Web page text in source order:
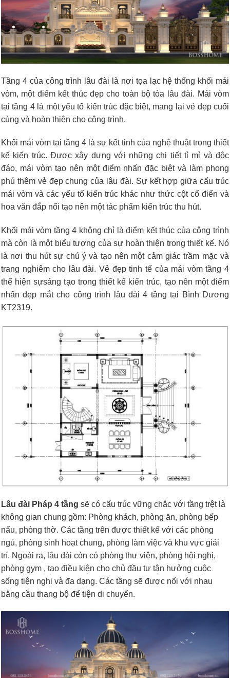
Tầng 4 của công trình lâu đài là nơi tọa lạc hệ thống khối mái
vòm, một điểm kết thúc đẹp cho toàn bộ tòa lâu đài. Mái vòm
tại tầng 4 là một yếu tố kiến trúc đặc biệt, mang lại vẻ đẹp cuối
cùng và hoàn thiện cho công trình.
Khối mái vòm tại tầng 4 là sự kết tinh của nghệ thuật trong thiết
kế kiến trúc. Được xây dựng với những chi tiết tỉ mỉ và độc
đáo, mái vòm tạo nên một điểm nhấn đặc biệt và làm phong
phú thêm vẻ đẹp chung của lâu đài. Sự kết hợp giữa cấu trúc
mái vòm và các yếu tố kiến trúc khác như thức cột cổ điển và
hoa văn đắp nổi tạo nên một tác phẩm kiến trúc thu hút.
Khối mái vòm tầng 4 không chỉ là điểm kết thúc của công trình
mà còn là một biểu tượng của sự hoàn thiện trong thiết kế. Nó
là nơi thu hút sự chú ý và tạo nên một cảm giác trầm mặc và
trang nghiêm cho lâu đài. Vẻ đẹp tinh tế của mái vòm tầng 4
thể hiện sựsáng tạo trong thiết kế kiến trúc, tạo nên một điểm
nhấn đẹp mắt cho công trình lâu đài 4 tầng tại Bình Dương
KT2319.
Lâu đài Pháp 4 tầng sẽ có cấu trúc vững chắc với tầng trệt là
không gian chung gồm: Phòng khách, phòng ăn, phòng bếp
nấu, phòng thờ. Các tầng trên được thiết kế với các phòng
ngủ, phòng sinh hoạt chung, phòng làm việc và khu vực giải
trí. Ngoài ra, lâu đài còn có phòng thư viện, phòng hội nghị,
phòng gym , tạo điều kiện cho chủ đầu tư tận hưởng cuộc
sống tiện nghi và đa dạng. Các tầng sẽ được nối với nhau
bằng cầu thang bộ để tiện di chuyển.